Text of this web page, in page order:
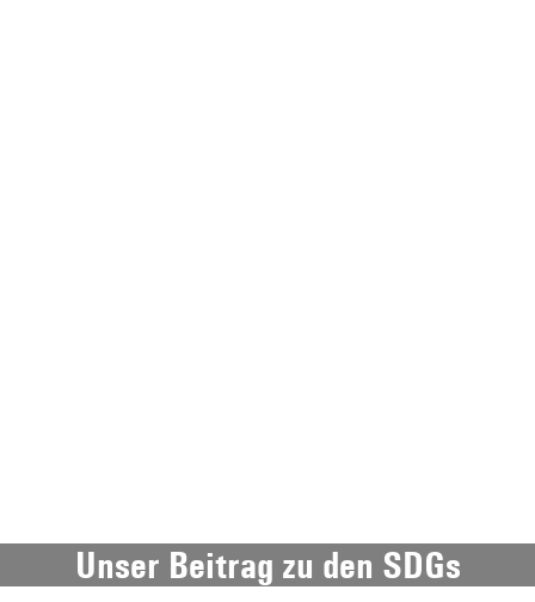
Unser Beitrag zu den SDGs